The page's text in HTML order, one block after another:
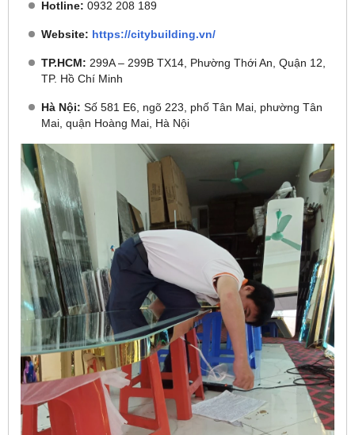
Hotline: 0932 208 189
Website: https://citybuilding.vn/
TP.HCM: 299A – 299B TX14, Phường Thới An, Quận 12,
TP. Hồ Chí Minh
Hà Nội: Số 581 E6, ngõ 223, phố Tân Mai, phường Tân
Mai, quận Hoàng Mai, Hà Nội